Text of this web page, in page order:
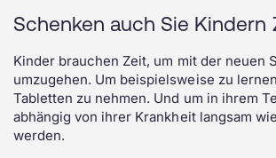
Schenken auch Sie Kindern
Kinder brauchen Zeit, um mit der neuen
umzugehen. Um beispielsweise zu
Tabletten zu nehmen. Und um in ihrem
abhängig von ihrer Krankheit langsam
werden.